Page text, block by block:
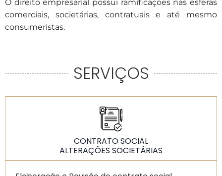
O direito empresarial possui ramificações nas esferas
comerciais, societárias, contratuais e até mesmo
consumeristas.
SERVIÇOS
CONTRATO SOCIAL
ALTERAÇÕES SOCIETÁRIAS